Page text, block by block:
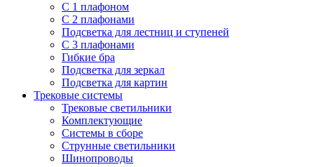
С 1 плафоном
С 2 плафонами
Подсветка для лестниц и ступеней
С 3 плафонами
Гибкие бра
Подсветка для зеркал
Подсветка для картин
Трековые системы
Трековые светильники
Комплектующие
Системы в сборе
Струнные светильники
Шинопроводы